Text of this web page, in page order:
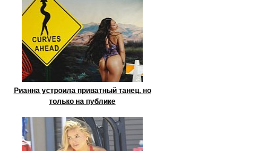
Рианна устроила приватный танец, но
только на публике